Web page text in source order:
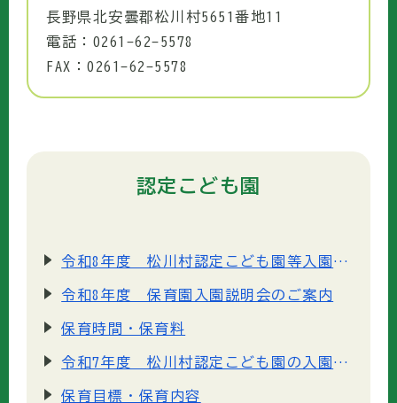
長野県北安曇郡松川村5651番地11
電話：0261-62-5578
FAX：0261-62-5578
認定こども園
令和8年度 松川村認定こども園等入園手続き
令和8年度 保育園入園説明会のご案内
保育時間・保育料
令和7年度 松川村認定こども園の入園手続き
保育目標・保育内容